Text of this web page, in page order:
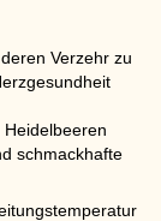
Verzehr zu
schmackhafte